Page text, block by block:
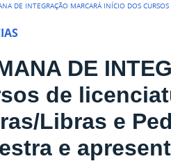
DE INTEGRAÇÃO MARCARÁ INÍCIO DOS
DE
de
Libras e
e